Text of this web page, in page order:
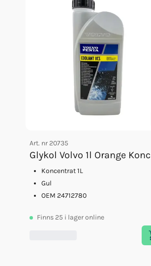
Art. nr 20735
Glykol Volvo 1l Orange Konc
Koncentrat 1L
Gul
OEM 24712780
Finns 25 i lager online